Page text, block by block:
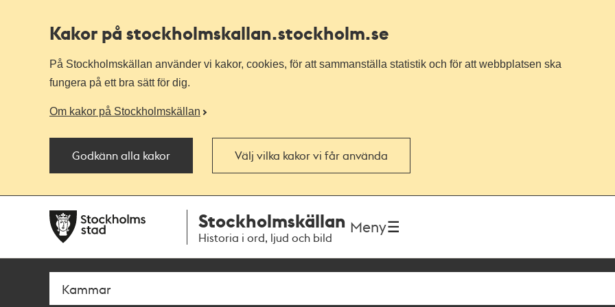
Kakor på stockholmskallan.stockholm.se
På Stockholmskällan använder vi kakor, cookies, för att sammanställa statistik och för att webbplatsen ska
fungera på ett bra sätt för dig.
Om kakor på Stockholmskällan
Godkänn alla kakor Välj vilka kakor vi får använda
navigationen
huvudinnehållet
Stockholmskällan
Historia i ord, ljud och bild
Meny
Sök